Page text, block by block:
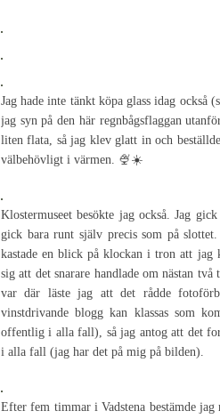
Jag hade inte tänkt köpa glass idag också
jag syn på den här regnbågsflaggan
liten flata, så jag klev glatt in och
välbehövligt i värmen. 🍨☀️
Klostermuseet besökte jag också. Jag
gick bara runt själv precis som på
kastade en blick på klockan i tron att jag
sig att det snarare handlade om nästan
var där läste jag att det rådde
vinstdrivande blogg kan klassas som
offentlig i alla fall), så jag antog att det
i alla fall (jag har det på mig på bilden).
Efter fem timmar i Vadstena bestämde